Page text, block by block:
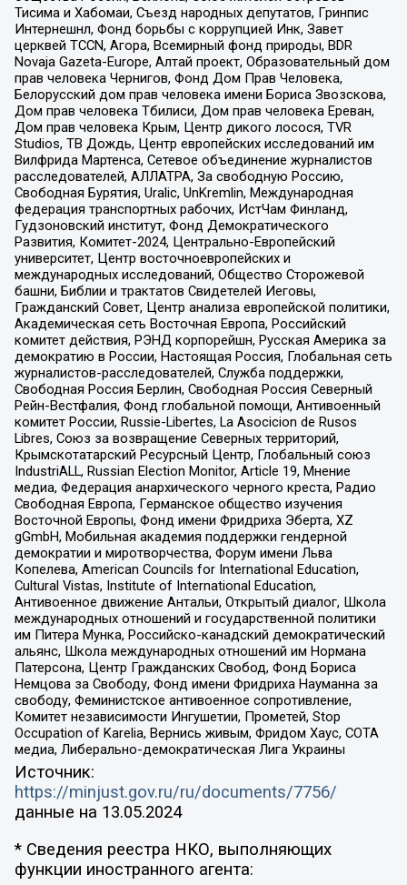
Тисима и Хабомаи, Съезд народных депутатов, Гринпис
Интернешнл, Фонд борьбы с коррупцией Инк, Завет
церквей TCCN, Агора, Всемирный фонд природы, BDR
Novaja Gazeta-Europe, Алтай проект, Образовательный дом
прав человека Чернигов, Фонд Дом Прав Человека,
Белорусский дом прав человека имени Бориса Звозскова,
Дом прав человека Тбилиси, Дом прав человека Ереван,
Дом прав человека Крым, Центр дикого лосося, TVR
Studios, ТВ Дождь, Центр европейских исследований им
Вилфрида Мартенса, Сетевое объединение журналистов
расследователей, АЛЛАТРА, За свободную Россию,
Свободная Бурятия, Uralic, UnKremlin, Международная
федерация транспортных рабочих, ИстЧам Финланд,
Гудзоновский институт, Фонд Демократического
Развития, Комитет-2024, Центрально-Европейский
университет, Центр восточноевропейских и
международных исследований, Общество Сторожевой
башни, Библии и трактатов Свидетелей Иеговы,
Гражданский Совет, Центр анализа европейской политики,
Академическая сеть Восточная Европа, Российский
комитет действия, РЭНД корпорейшн, Русская Америка за
демократию в России, Настоящая Россия, Глобальная сеть
журналистов-расследователей, Служба поддержки,
Свободная Россия Берлин, Свободная Россия Северный
Рейн-Вестфалия, Фонд глобальной помощи, Антивоенный
комитет России, Russie-Libertes, La Asocicion de Rusos
Libres, Союз за возвращение Северных территорий,
Крымскотатарский Ресурсный Центр, Глобальный союз
IndustriALL, Russian Election Monitor, Article 19, Мнение
медиа, Федерация анархического черного креста, Радио
Свободная Европа, Германское общество изучения
Восточной Европы, Фонд имени Фридриха Эберта, XZ
gGmbH, Мобильная академия поддержки гендерной
демократии и миротворчества, Форум имени Льва
Копелева, American Councils for International Education,
Cultural Vistas, Institute of International Education,
Антивоенное движение Антальи, Открытый диалог, Школа
международных отношений и государственной политики
им Питера Мунка, Российско-канадский демократический
альянс, Школа международных отношений им Нормана
Патерсона, Центр Гражданских Свобод, Фонд Бориса
Немцова за Свободу, Фонд имени Фридриха Науманна за
свободу, Феминистское антивоенное сопротивление,
Комитет независимости Ингушетии, Прометей, Stop
Occupation of Karelia, Вернись живым, Фридом Хаус, СОТА
медиа, Либерально-демократическая Лига Украины
Источник:
https://minjust.gov.ru/ru/documents/7756/
данные на 13.05.2024
* Сведения реестра НКО, выполняющих
функции иностранного агента: